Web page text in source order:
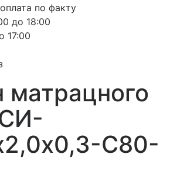
по факту
до 18:00
17:00
матрацного
С80-